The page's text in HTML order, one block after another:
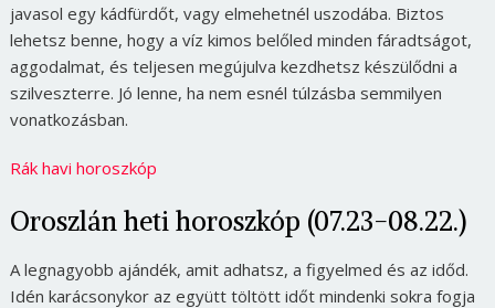
javasol egy kádfürdőt, vagy elmehetnél uszodába. Biztos
lehetsz benne, hogy a víz kimos belőled minden fáradtságot,
aggodalmat, és teljesen megújulva kezdhetsz készülődni a
szilveszterre. Jó lenne, ha nem esnél túlzásba semmilyen
vonatkozásban.
Rák havi horoszkóp
Oroszlán heti horoszkóp (07.23-08.22.)
A legnagyobb ajándék, amit adhatsz, a figyelmed és az időd.
Idén karácsonykor az együtt töltött időt mindenki sokra fogja